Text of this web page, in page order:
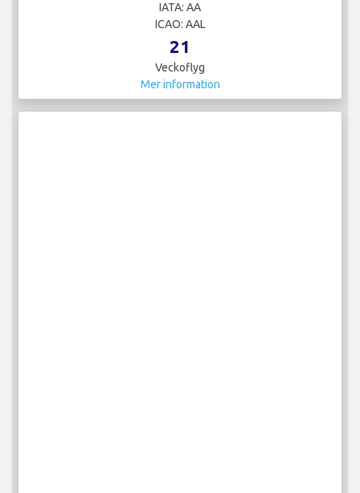
IATA: AA
ICAO: AAL
21
Veckoflyg
Mer information